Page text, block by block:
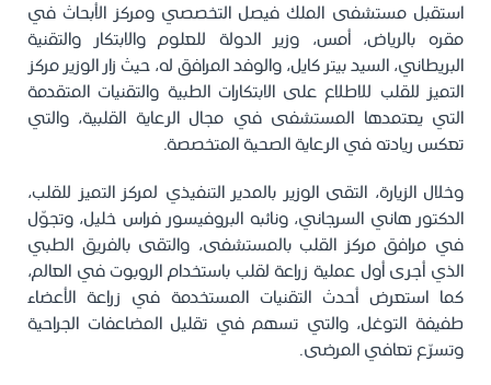
استقبل مستشفى الملك فيصل التخصصي ومركز الأبحاث في
مقره بالرياض، أمس، وزير الدولة للعلوم والابتكار والتقنية
البريطاني، السيد بيتر كايل، والوفد المرافق له، حيث زار الوزير مركز
التميز للقلب للاطلاع على الابتكارات الطبية والتقنيات المتقدمة
التي يعتمدها المستشفى في مجال الرعاية القلبية، والتي
تعكس ريادته في الرعاية الصحية المتخصصة.
وخلال الزيارة، التقى الوزير بالمدير التنفيذي لمركز التميز للقلب،
الدكتور هاني السرجاني، ونائبه البروفيسور فراس خليل، وتجوّل
في مرافق مركز القلب بالمستشفى، والتقى بالفريق الطبي
الذي أجرى أول عملية زراعة لقلب باستخدام الروبوت في العالم،
كما استعرض أحدث التقنيات المستخدمة في زراعة الأعضاء
طفيفة التوغل، والتي تسهم في تقليل المضاعفات الجراحية
وتسرّع تعافي المرضى.